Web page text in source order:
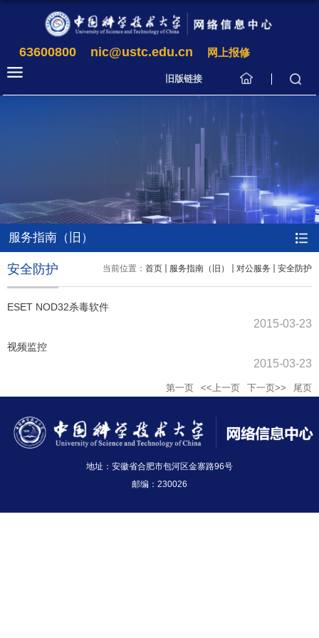
63600800 nic@ustc.edu.cn 网上报修
旧版链接
服务指南（旧）
当前位置： 首页 服务指南（旧） 对公服务 安全防护
安全防护
ESET NOD32杀毒软件
2015-03-23
视频监控
2015-03-23
第一页 <<上一页 下一页>> 尾页
地址：安徽省合肥市包河区金寨路96号
邮编：230026